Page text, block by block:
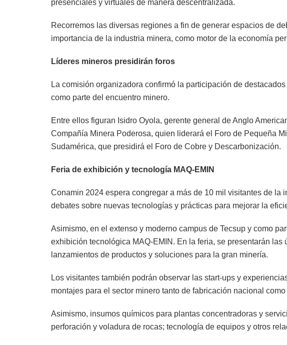
presenciales y virtuales de manera descentralizada.
Recorremos las diversas regiones a fin de generar espacios de
importancia de la industria minera, como motor de la economía
Líderes mineros presidirán foros
La comisión organizadora confirmó la participación de
como parte del encuentro minero.
Entre ellos figuran Isidro Oyola, gerente general de Anglo
Compañía Minera Poderosa, quien liderará el Foro de Pequeña
Sudamérica, que presidirá el Foro de Cobre y Descarbonización.
Feria de exhibición y tecnología MAQ-EMIN
Conamin 2024 espera congregar a más de 10 mil visitantes de
debates sobre nuevas tecnologías y prácticas para mejorar la
Asimismo, en el extenso y moderno campus de Tecsup y como
exhibición tecnológica MAQ-EMIN. En la feria, se presentarán
lanzamientos de productos y soluciones para la gran minería.
Los visitantes también podrán observar las start-ups y
montajes para el sector minero tanto de fabricación nacional
Asimismo, insumos químicos para plantas concentradoras y
perforación y voladura de rocas; tecnología de equipos y otros